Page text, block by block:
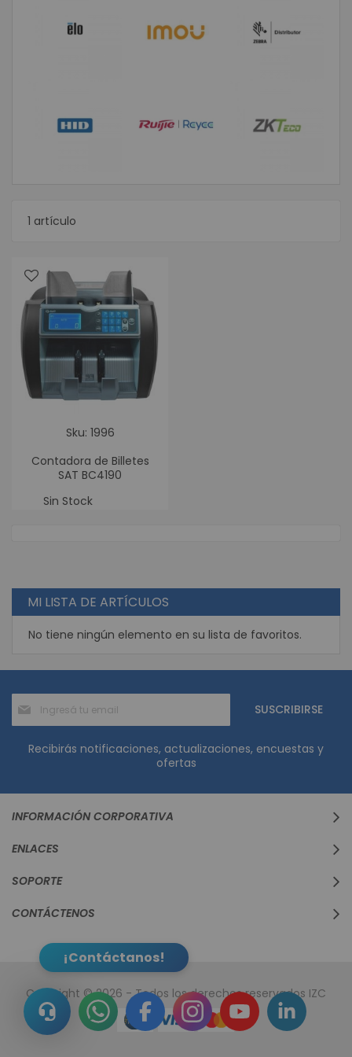
1 artículo
Sku: 1996
Contadora de Billetes
SAT BC4190
Sin Stock
¡Contáctanos!
MI LISTA DE ARTÍCULOS
No tiene ningún elemento en su lista de favoritos.
Suscríbase
al
boletín
informativo:
SUSCRIBIRSE
Recibirás notificaciones, actualizaciones, encuestas y
ofertas
INFORMACIÓN CORPORATIVA
ENLACES
SOPORTE
CONTÁCTENOS
Copyright © 2026 - Todos los derechos reservados IZC